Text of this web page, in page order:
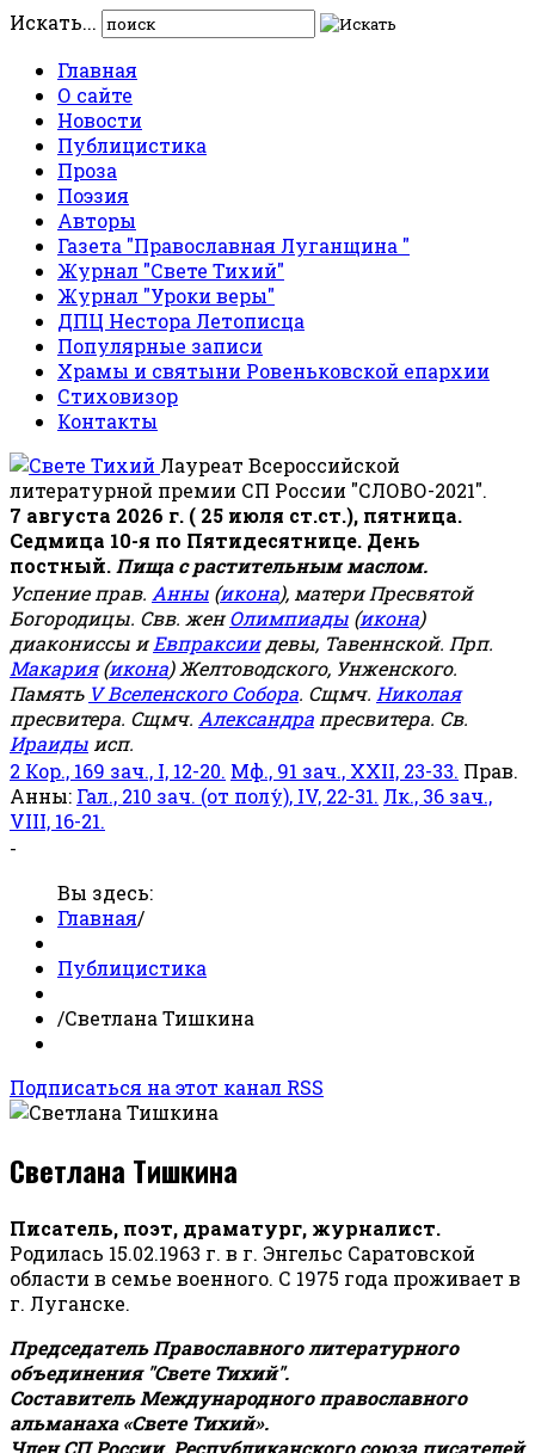
Искать...
Главная
О сайте
Новости
Публицистика
Проза
Поэзия
Авторы
Газета "Православная Луганщина "
Журнал "Свете Тихий"
Журнал "Уроки веры"
ДПЦ Нестора Летописца
Популярные записи
Храмы и святыни Ровеньковской епархии
Стиховизор
Контакты
Лауреат Всероссийской
литературной премии СП России "СЛОВО-2021".
7 августа 2026 г. ( 25 июля ст.ст.), пятница.
Седмица 10-я по Пятидесятнице. День
постный. Пища с растительным маслом.
Успение прав. Анны (икона), матери Пресвятой
Богородицы. Свв. женОлимпиады (икона)
диакониссы иЕвпраксиидевы, Тавеннской. Прп.
Макария(икона) Желтоводского, Унженского.
Память V Вселенского Собора. Сщмч. Николая
пресвитера. Сщмч. Александра пресвитера. Св.
Ираиды исп.
2 Кор., 169 зач., I, 12-20. Мф., 91 зач., XXII, 23-33. Прав.
Анны: Гал., 210 зач. (от полу́), IV, 22-31. Лк., 36 зач.,
VIII, 16-21.
-
Вы здесь:
Главная/
Публицистика
/Светлана Тишкина
Подписаться на этот канал RSS
Светлана Тишкина
Писатель, поэт, драматург, журналист.
Родилась 15.02.1963 г. в г. Энгельс Саратовской
области в семье военного. С 1975 года проживает в
г. Луганске.
Председатель Православного литературного
объединения "Свете Тихий".
Составитель Международного православного
альманаха «Свете Тихий».
Член СП России, Республиканского союза писателей